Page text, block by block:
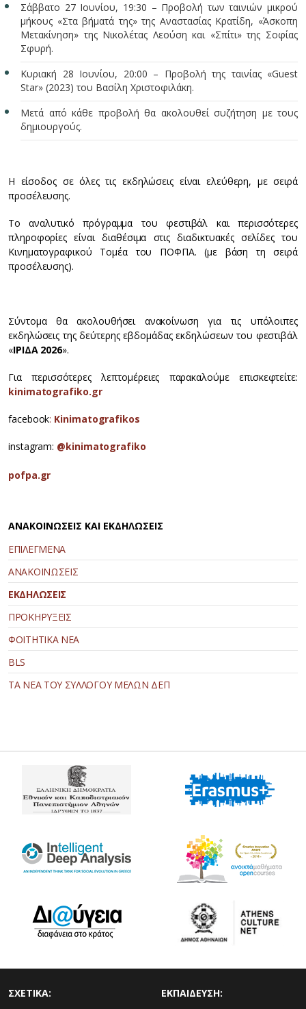
Σάββατο 27 Ιουνίου, 19:30 – Προβολή των ταινιών μικρού
μήκους «Στα βήματά της» της Αναστασίας Κρατίδη, «Άσκοπη
Μετακίνηση» της Νικολέτας Λεούση και «Σπίτι» της Σοφίας
Σφυρή.
Κυριακή 28 Ιουνίου, 20:00 – Προβολή της ταινίας «Guest
Star» (2023) του Βασίλη Χριστοφιλάκη.
Μετά από κάθε προβολή θα ακολουθεί συζήτηση με τους
δημιουργούς.
Η είσοδος σε όλες τις εκδηλώσεις είναι ελεύθερη, με σειρά
προσέλευσης.
Το αναλυτικό πρόγραμμα του φεστιβάλ και περισσότερες
πληροφορίες είναι διαθέσιμα στις διαδικτυακές σελίδες του
Κινηματογραφικού Τομέα του ΠΟΦΠΑ. (με βάση τη σειρά
προσέλευσης).
Σύντομα θα ακολουθήσει ανακοίνωση για τις υπόλοιπες
εκδηλώσεις της δεύτερης εβδομάδας εκδηλώσεων του φεστιβάλ
«ΙΡΙΔΑ2026».
Για περισσότερες λεπτομέρειες παρακαλούμε επισκεφτείτε:
kinimatografiko.gr
facebook: Kinimatografikos
instagram: @kinimatografiko
pofpa.gr
ΑΝΑΚΟΙΝΩΣΕΙΣ ΚΑΙ ΕΚΔΗΛΩΣΕΙΣ
ΕΠΙΛΕΓΜΕΝΑ
ΑΝΑΚΟΙΝΩΣΕΙΣ
ΕΚΔΗΛΩΣΕΙΣ
ΠΡΟΚΗΡΥΞΕΙΣ
ΦΟΙΤΗΤΙΚΑ ΝΕΑ
BLS
ΤΑ ΝΕΑ ΤΟΥ ΣΥΛΛΟΓΟΥ ΜΕΛΩΝ ΔΕΠ
ΣΧΕΤΙΚΑ: ΕΚΠΑΙΔΕΥΣΗ: